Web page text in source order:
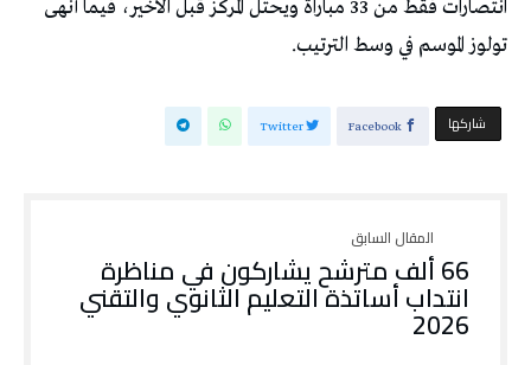
انتصارات فقط من 33 مباراة ويحتل المركز قبل الأخير، فيما أنهى
تولوز الموسم في وسط الترتيب.
‫‫ شاركها‬ Facebook
Twitter
66 ألف مترشح يشاركون في مناظرة
انتداب أساتذة التعليم الثانوي والتقني
2026